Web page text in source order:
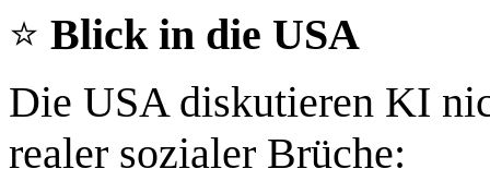
⭐ Blick in die USA
Die USA diskutieren KI
realer sozialer Brüche: